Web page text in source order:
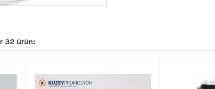
32 ürün: